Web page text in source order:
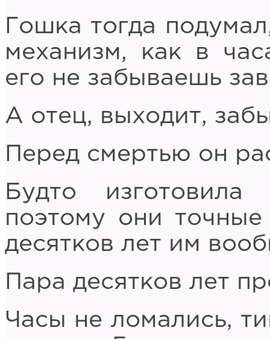
Гошка тогда
механизм, как в
его не забываешь
А отец, выходит,
Перед смертью он
Будто
поэтому они
десятков лет им
Пара десятков лет
Часы не ломались,